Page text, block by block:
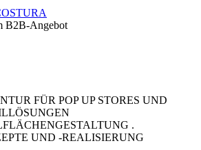
B2B-Angebot
FÜR POP UP STORES UND
.
UND -REALISIERUNG